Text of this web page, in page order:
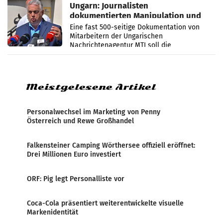
Ungarn: Journalisten
dokumentierten Manipulation und
Zensur
Eine fast 500-seitige Dokumentation von
Mitarbeitern der Ungarischen
Nachrichtenagentur MTI soll die
systematische Nachrichten-Manipulation und
Meistgelesene Artikel
Personalwechsel im Marketing von Penny
Österreich und Rewe Großhandel
Falkensteiner Camping Wörthersee offiziell eröffnet:
Drei Millionen Euro investiert
ORF: Pig legt Personalliste vor
Coca-Cola präsentiert weiterentwickelte visuelle
Markenidentität